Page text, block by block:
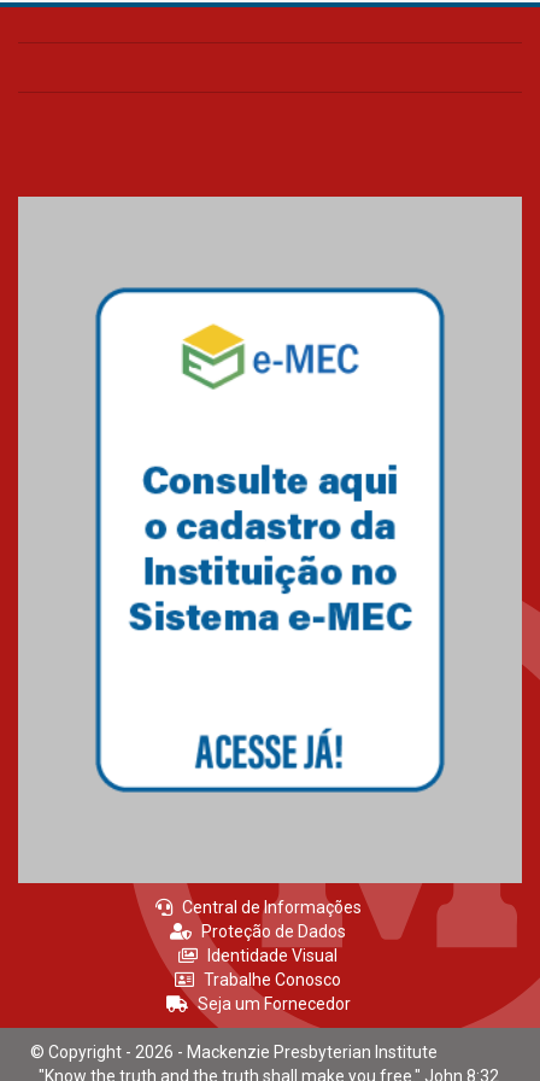
Central de Informações
Proteção de Dados
Identidade Visual
Trabalhe Conosco
Seja um Fornecedor
© Copyright - 2026 - Mackenzie Presbyterian Institute
"Know the truth and the truth shall make you free." John 8:32